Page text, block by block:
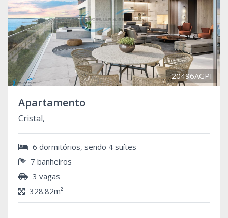
20496AGPI
Apartamento
Cristal,
6 dormitórios, sendo 4 suítes
7 banheiros
3 vagas
328.82m²